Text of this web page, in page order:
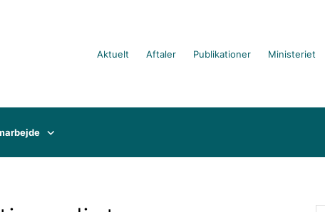
Aktuelt Aftaler Publikationer Ministeriet